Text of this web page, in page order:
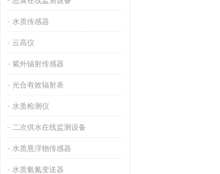
水质传感器
云高仪
紫外辐射传感器
光合有效辐射表
水质检测仪
二次供水在线监测设备
水质悬浮物传感器
水质氨氮变送器